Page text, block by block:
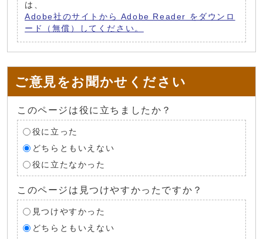
は、
Adobe社のサイトから Adobe Reader をダウンロ
ード（無償）してください。
ご意見をお聞かせください
このページは役に立ちましたか？
役に立った
どちらともいえない
役に立たなかった
このページは見つけやすかったですか？
見つけやすかった
どちらともいえない